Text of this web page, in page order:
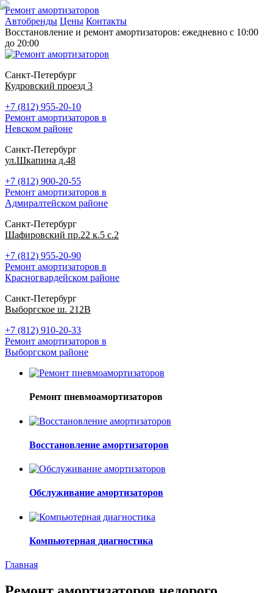
Ремонт амортизаторов
Автобренды Цены Контакты
Восстановление и ремонт амортизаторов: ежедневно с 10:00
до 20:00
Санкт-Петербург
Кудровский проезд 3
+7 (812) 955-20-10
Ремонт амортизаторов в
Невском районе
Санкт-Петербург
ул.Шкапина д.48
+7 (812) 900-20-55
Ремонт амортизаторов в
Адмиралтейском районе
Санкт-Петербург
Шафировский пр.22 к.5 с.2
+7 (812) 955-20-90
Ремонт амортизаторов в
Красногвардейском районе
Санкт-Петербург
Выборгское ш. 212В
+7 (812) 910-20-33
Ремонт амортизаторов в
Выборгском районе
Ремонт пневмоамортизаторов
Восстановление амортизаторов
Обслуживание амортизаторов
Компьютерная диагностика
Главная